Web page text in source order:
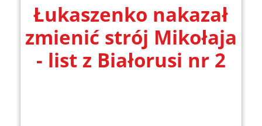
Łukaszenko nakazał
zmienić strój Mikołaja
- list z Białorusi nr 2